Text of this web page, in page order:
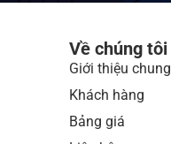
Về chúng tôi
Giới thiệu chung
Khách hàng
Bảng giá